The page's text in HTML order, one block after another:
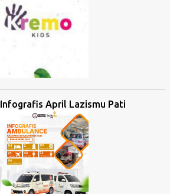
Infografis April Lazismu Pati